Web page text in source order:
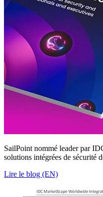
SailPoint nommé leader par
solutions intégrées de sécurité
Lire le blog (EN)